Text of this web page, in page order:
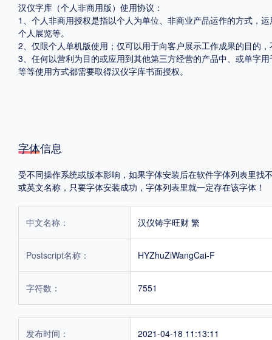
汉仪字库（个人非商用版）使用协议：
1、个人非商用授权是指以个人为单位、非商业产品运作的方式，
个人展览等。
2、仅限个人单机版使用；仅可以用于向客户展示工作成果的目的
3、任何以营利为目的或应用到其他第三方经营的产品中、或单字
等等使用方式都需要取得汉仪字库书面授权。
字体信息
受不同操作系统或版本影响，如果字体安装后在软件字体列表里
或英文名称，只要字体安装成功，字体列表里就一定存在该字体！
中文名称： 汉仪铸字旺财 繁
Postscript名称： HYZhuZiWangCai-F
字符数： 7551
发布时间： 2021-04-18 11:13:11